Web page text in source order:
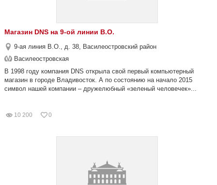
Магазин DNS на 9-ой линии В.О.
9-ая линия В.О., д. 38, Василеостровский район
Василеостровская
В 1998 году компания DNS открыла свой первый компьютерный
магазин в городе Владивосток. А по состоянию на начало 2015
символ нашей компании – дружелюбный «зеленый человечек»...
10 200 0